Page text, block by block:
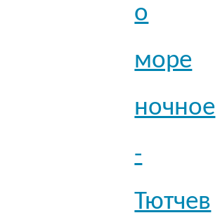
о
море
ночное
-
Тютчев